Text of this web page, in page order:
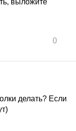
выложите
0
делать? Если